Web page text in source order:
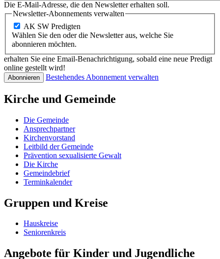
Die E-Mail-Adresse, die den Newsletter erhalten soll.
Newsletter-Abonnements verwalten
AK SW Predigten
Wählen Sie den oder die Newsletter aus, welche Sie
abonnieren möchten.
erhalten Sie eine Email-Benachrichtigung, sobald eine neue Predigt
online gestellt wird!
Bestehendes Abonnement verwalten
Kirche und Gemeinde
Die Gemeinde
Ansprechpartner
Kirchenvorstand
Leitbild der Gemeinde
Prävention sexualisierte Gewalt
Die Kirche
Gemeindebrief
Terminkalender
Gruppen und Kreise
Hauskreise
Seniorenkreis
Angebote für Kinder und Jugendliche